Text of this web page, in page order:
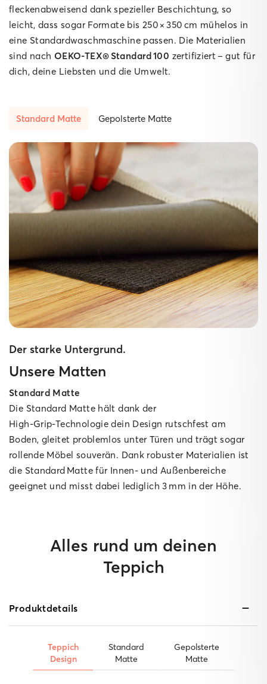
fleckenabweisend dank spezieller Beschichtung, so
leicht, dass sogar Formate bis 250 × 350 cm mühelos in
eine Standard­waschmaschine passen. Die Materialien
sind nach OEKO‑TEX® Standard 100 zertifiziert – gut für
dich, deine Liebsten und die Umwelt.
Standard Matte Gepolsterte Matte
Der starke Untergrund.
Unsere Matten
Standard Matte
Die Standard Matte hält dank der
High‑Grip‑Technologie dein Design rutschfest am
Boden, gleitet problemlos unter Türen und trägt sogar
rollende Möbel souverän. Dank robuster Materialien ist
die Standard Matte für Innen‑ und Außenbereiche
geeignet und misst dabei lediglich 3 mm in der Höhe.
Alles rund um deinen
Teppich
Produktdetails
Teppich
Design
Standard
Matte
Gepolsterte
Matte